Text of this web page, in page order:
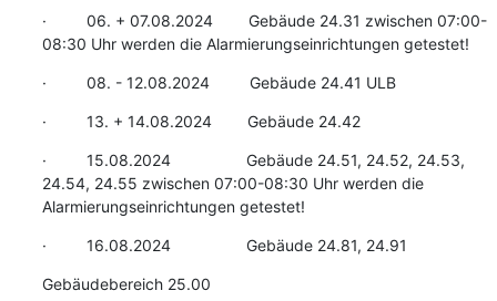
·         06. + 07.08.2024        Gebäude 24.31 zwischen 07:00-
08:30 Uhr werden die Alarmierungseinrichtungen getestet!
·         08. - 12.08.2024         Gebäude 24.41 ULB
·         13. + 14.08.2024        Gebäude 24.42
·         15.08.2024                 Gebäude 24.51, 24.52, 24.53,
24.54, 24.55 zwischen 07:00-08:30 Uhr werden die
Alarmierungseinrichtungen getestet!
·         16.08.2024                 Gebäude 24.81, 24.91
Gebäudebereich 25.00